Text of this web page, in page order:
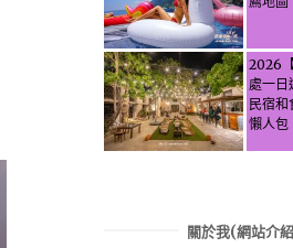
Let
you
2026
處一日
民宿
懶人包
關於我(網站介